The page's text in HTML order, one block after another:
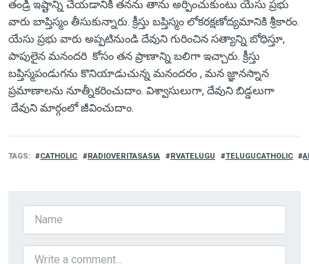
తండ్రి ఇష్టాన్ని చేయడానికి తనను తాను అర్పించుకుంటు యేసు ప్రభు
వారు బాప్తిస్మం తీసుకున్నారు. క్రీస్తు బప్తిస్మం లోకరక్షణోద్యమానికి శ్రీకారం.
యేసు ప్రభు వారు అప్పటినుండి దేవుని గురించిన సత్యాన్ని బోధిస్తూ,
పాపులైన మనందరి కోసం తన ప్రాణాన్ని బలిగా ఇచ్చారు. క్రీస్తు
బప్తిస్మపండుగను కొనియాడుచున్న మనందరం , మన జ్ఞానస్నాన
ప్రమాణాలను నూత్నీకరించుదాం. విశ్వాసులుగా, దేవుని బిడ్డలుగా
దేవుని మార్గంలో జీవించుదాం.
TAGS CATHOLIC RADIOVERITASASIA RVATELUGU TELUGUCATHOLIC